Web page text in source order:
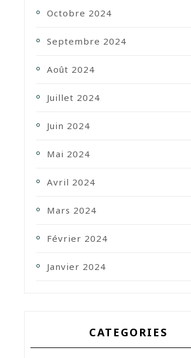
Octobre 2024
Septembre 2024
Août 2024
Juillet 2024
Juin 2024
Mai 2024
Avril 2024
Mars 2024
Février 2024
Janvier 2024
CATEGORIES